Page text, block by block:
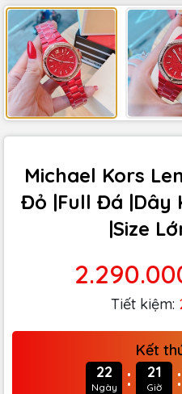
Michael Kors
Đỏ |Full Đá |Dây
|Size
Tiết kiệm:
Kết
22
Ngày : 21
Giờ :